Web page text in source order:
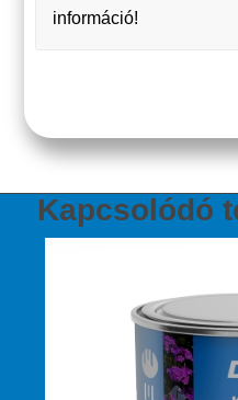
információ!
Kapcsolódó